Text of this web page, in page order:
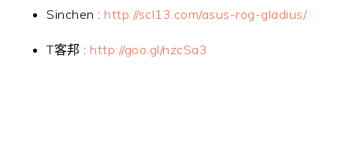
Sinchen : http://scl13.com/asus-rog-gladius/
T客邦 : http://goo.gl/nzcSa3